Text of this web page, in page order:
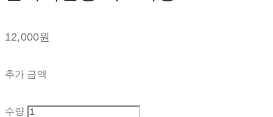
12,000원
추가 금액
수량